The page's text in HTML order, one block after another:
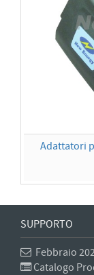
Adattatori
SUPPORTO
Febbraio
Catalogo